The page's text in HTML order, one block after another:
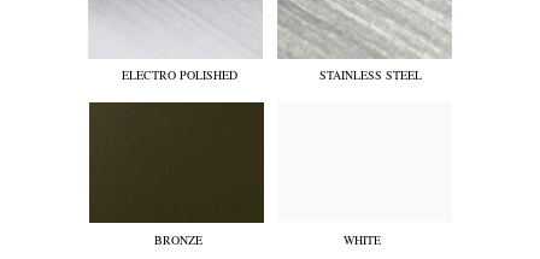
WHITE
STAINLESS STEEL
ELECTRO POLISHED
BRONZE